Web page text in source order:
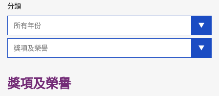
分類
類
獎項及榮譽